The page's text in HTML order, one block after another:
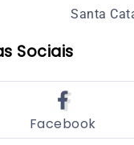
Santa
Sociais
Facebook